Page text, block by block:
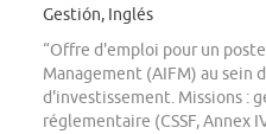
Gestión, Inglés
“Offre d'emploi pour un
Management (AIFM) au sein
d'investissement. Missions :
réglementaire (CSSF, Annex